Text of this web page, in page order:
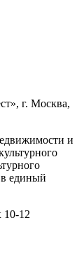
г. Москва,
и
в единый
10-12